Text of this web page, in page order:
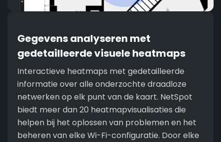
Gegevens analyseren met
gedetailleerde visuele heatmaps
Interactieve heatmaps met gedetailleerde
informatie over alle onderzochte draadloze
netwerken op elk punt van de kaart. NetSpot
biedt meer dan 20 heatmapvisualisaties die
helpen bij het oplossen van problemen en het
beheren van elke Wi-Fi-configuratie. Door elke